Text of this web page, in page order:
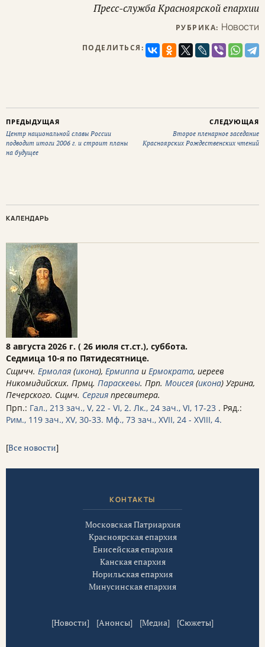
Пресс-служба Красноярской епархии
РУБРИКА: Новости
ПОДЕЛИТЬСЯ:
ПРЕДЫДУЩАЯ
Центр национальной славы России
подводит итоги 2006 г. и строит планы
на будущее
СЛЕДУЮЩАЯ
Второе пленарное заседание
Красноярских Рождественских чтений
КАЛЕНДАРЬ
8 августа 2026 г. ( 26 июля ст.ст.), суббота.
Седмица 10-я по Пятидесятнице.
Сщмчч. Ермолая (икона), Ермиппа и Ермократа, иереев
Никомидийских. Прмц. Параскевы. Прп. Моисея (икона) Угрина,
Печерского. Сщмч. Сергия пресвитера.
Прп.: Гал., 213 зач., V, 22 - VI, 2. Лк., 24 зач., VI, 17-23 . Ряд.:
Рим., 119 зач., XV, 30-33. Мф., 73 зач., XVII, 24 - XVIII, 4.
[Все новости]
КОНТАКТЫ
Московская Патриархия
Красноярская епархия
Енисейская епархия
Канская епархия
Норильская епархия
Минусинская епархия
[Новости] [Анонсы] [Медиа] [Сюжеты]